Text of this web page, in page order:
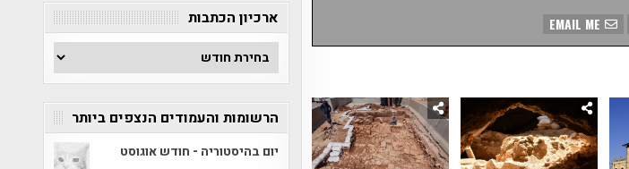
ארכיון הכתבות
ארכיון
הכתבות
הרשומות והעמודים הנצפים ביותר
יום בהיסטוריה - חודש אוגוסט